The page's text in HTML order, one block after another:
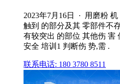
2023年7月16日 · 用磨粉
触到 的部分及其 零部件不
有较突出 的部位 其他伤 害
安全 培训1 判断伤 势,需 .
联系电话: 180 3780 8511